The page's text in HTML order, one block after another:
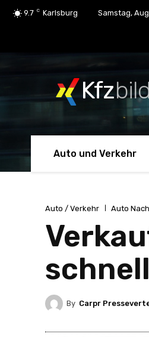
9.7 C Karlsburg Samstag,
Kfz
Auto und Verkehr
Auto / Verkehr Auto
By Carpr